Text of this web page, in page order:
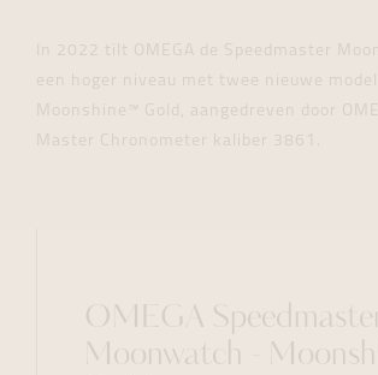
In 2022 tilt OMEGA de Speedmaster
een hoger niveau met twee nieuwe
Moonshine™ Gold, aangedreven door
Master Chronometer kaliber 3861.
OMEGA Speedmaster
Moonwatch -